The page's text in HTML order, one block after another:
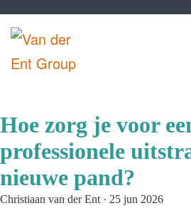
Hoe zorg je voor
professionele
nieuwe pand?
Christiaan van der Ent· 25 jun 2026